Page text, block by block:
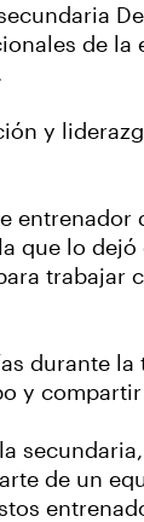
de la
y
que lo
trabajar
durante
y
de un